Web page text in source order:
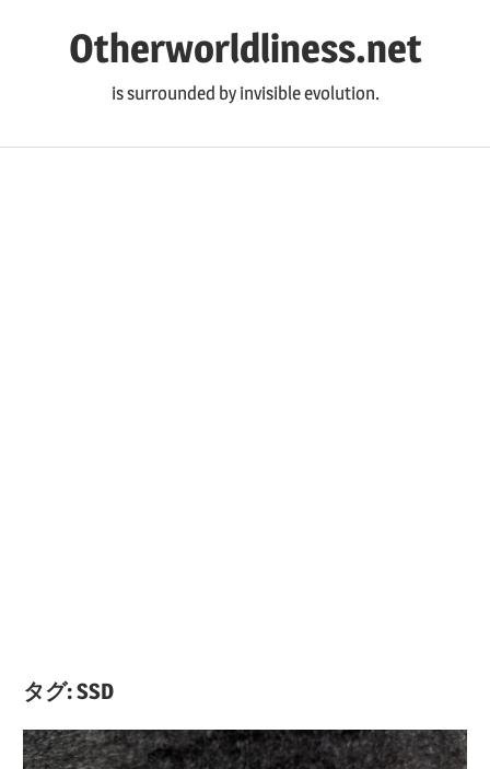
ツ
Otherworldliness.net
is surrounded by invisible evolution.
タグ:SSD